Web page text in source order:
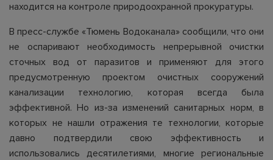
находится на контроле природоохранной прокуратуры.
В пресс-службе «Тюмень Водоканала» сообщили, что они
не оспаривают необходимость непрерывной очистки
сточных вод от паразитов и применяют для этого
предусмотренную проектом очистных сооружений
канализации технологию, которая всегда была
эффективной. Но из-за изменений санитарных норм, в
которых не нашли отражения те технологии, которые
давно подтвердили свою эффективность и
использовались десятилетиями, многие региональные